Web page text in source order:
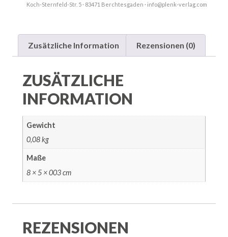
Koch-Sternfeld-Str. 5 · 83471 Berchtesgaden · info@plenk-verlag.com
Zusätzliche Information Rezensionen (0)
ZUSÄTZLICHE
INFORMATION
Gewicht
0,08 kg
Maße
8 × 5 × 003 cm
REZENSIONEN